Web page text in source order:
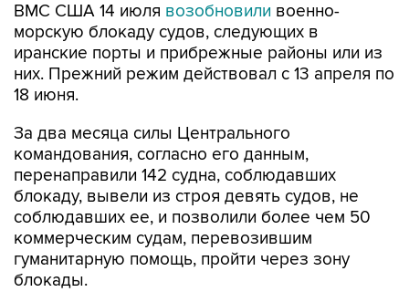
ВМС США 14 июля возобновили военно-
морскую блокаду судов, следующих в
иранские порты и прибрежные районы или из
них. Прежний режим действовал с 13 апреля по
18 июня.
За два месяца силы Центрального
командования, согласно его данным,
перенаправили 142 судна, соблюдавших
блокаду, вывели из строя девять судов, не
соблюдавших ее, и позволили более чем 50
коммерческим судам, перевозившим
гуманитарную помощь, пройти через зону
блокады.